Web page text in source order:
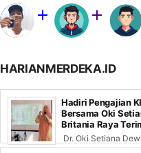
HARIANMERDEKA.ID
Hadiri Pengajian
Bersama Oki
Britania Raya
Dr. Oki Setiana